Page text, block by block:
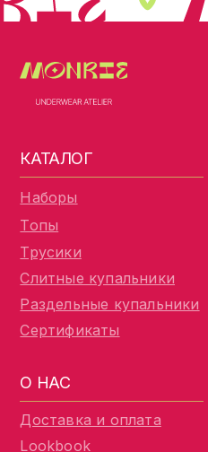
КАТАЛОГ
Топы
Трусики
Слитные купальники
Раздельные купальники
О НАС
Доставка и оплата
Lookbook
Сертификаты
Наборы